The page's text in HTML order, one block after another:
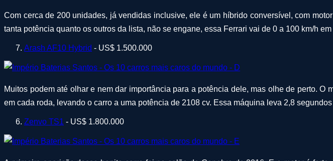
Com cerca de 200 unidades, já vendidas inclusive, ele é um híbrido conversível, com
tanta potência quanto os outros da lista, não se engane, essa Ferrari vai de 0 a 100 km/h
Arash AF10 Hybrid - US$ 1.500.000
Muitos podem até olhar e nem dar importância para a potência dele, mas olhe de perto.
em cada roda, levando o carro a uma potência de 2108 cv. Essa máquina leva 2,8
Zenvo TS1 - US$ 1.800.000